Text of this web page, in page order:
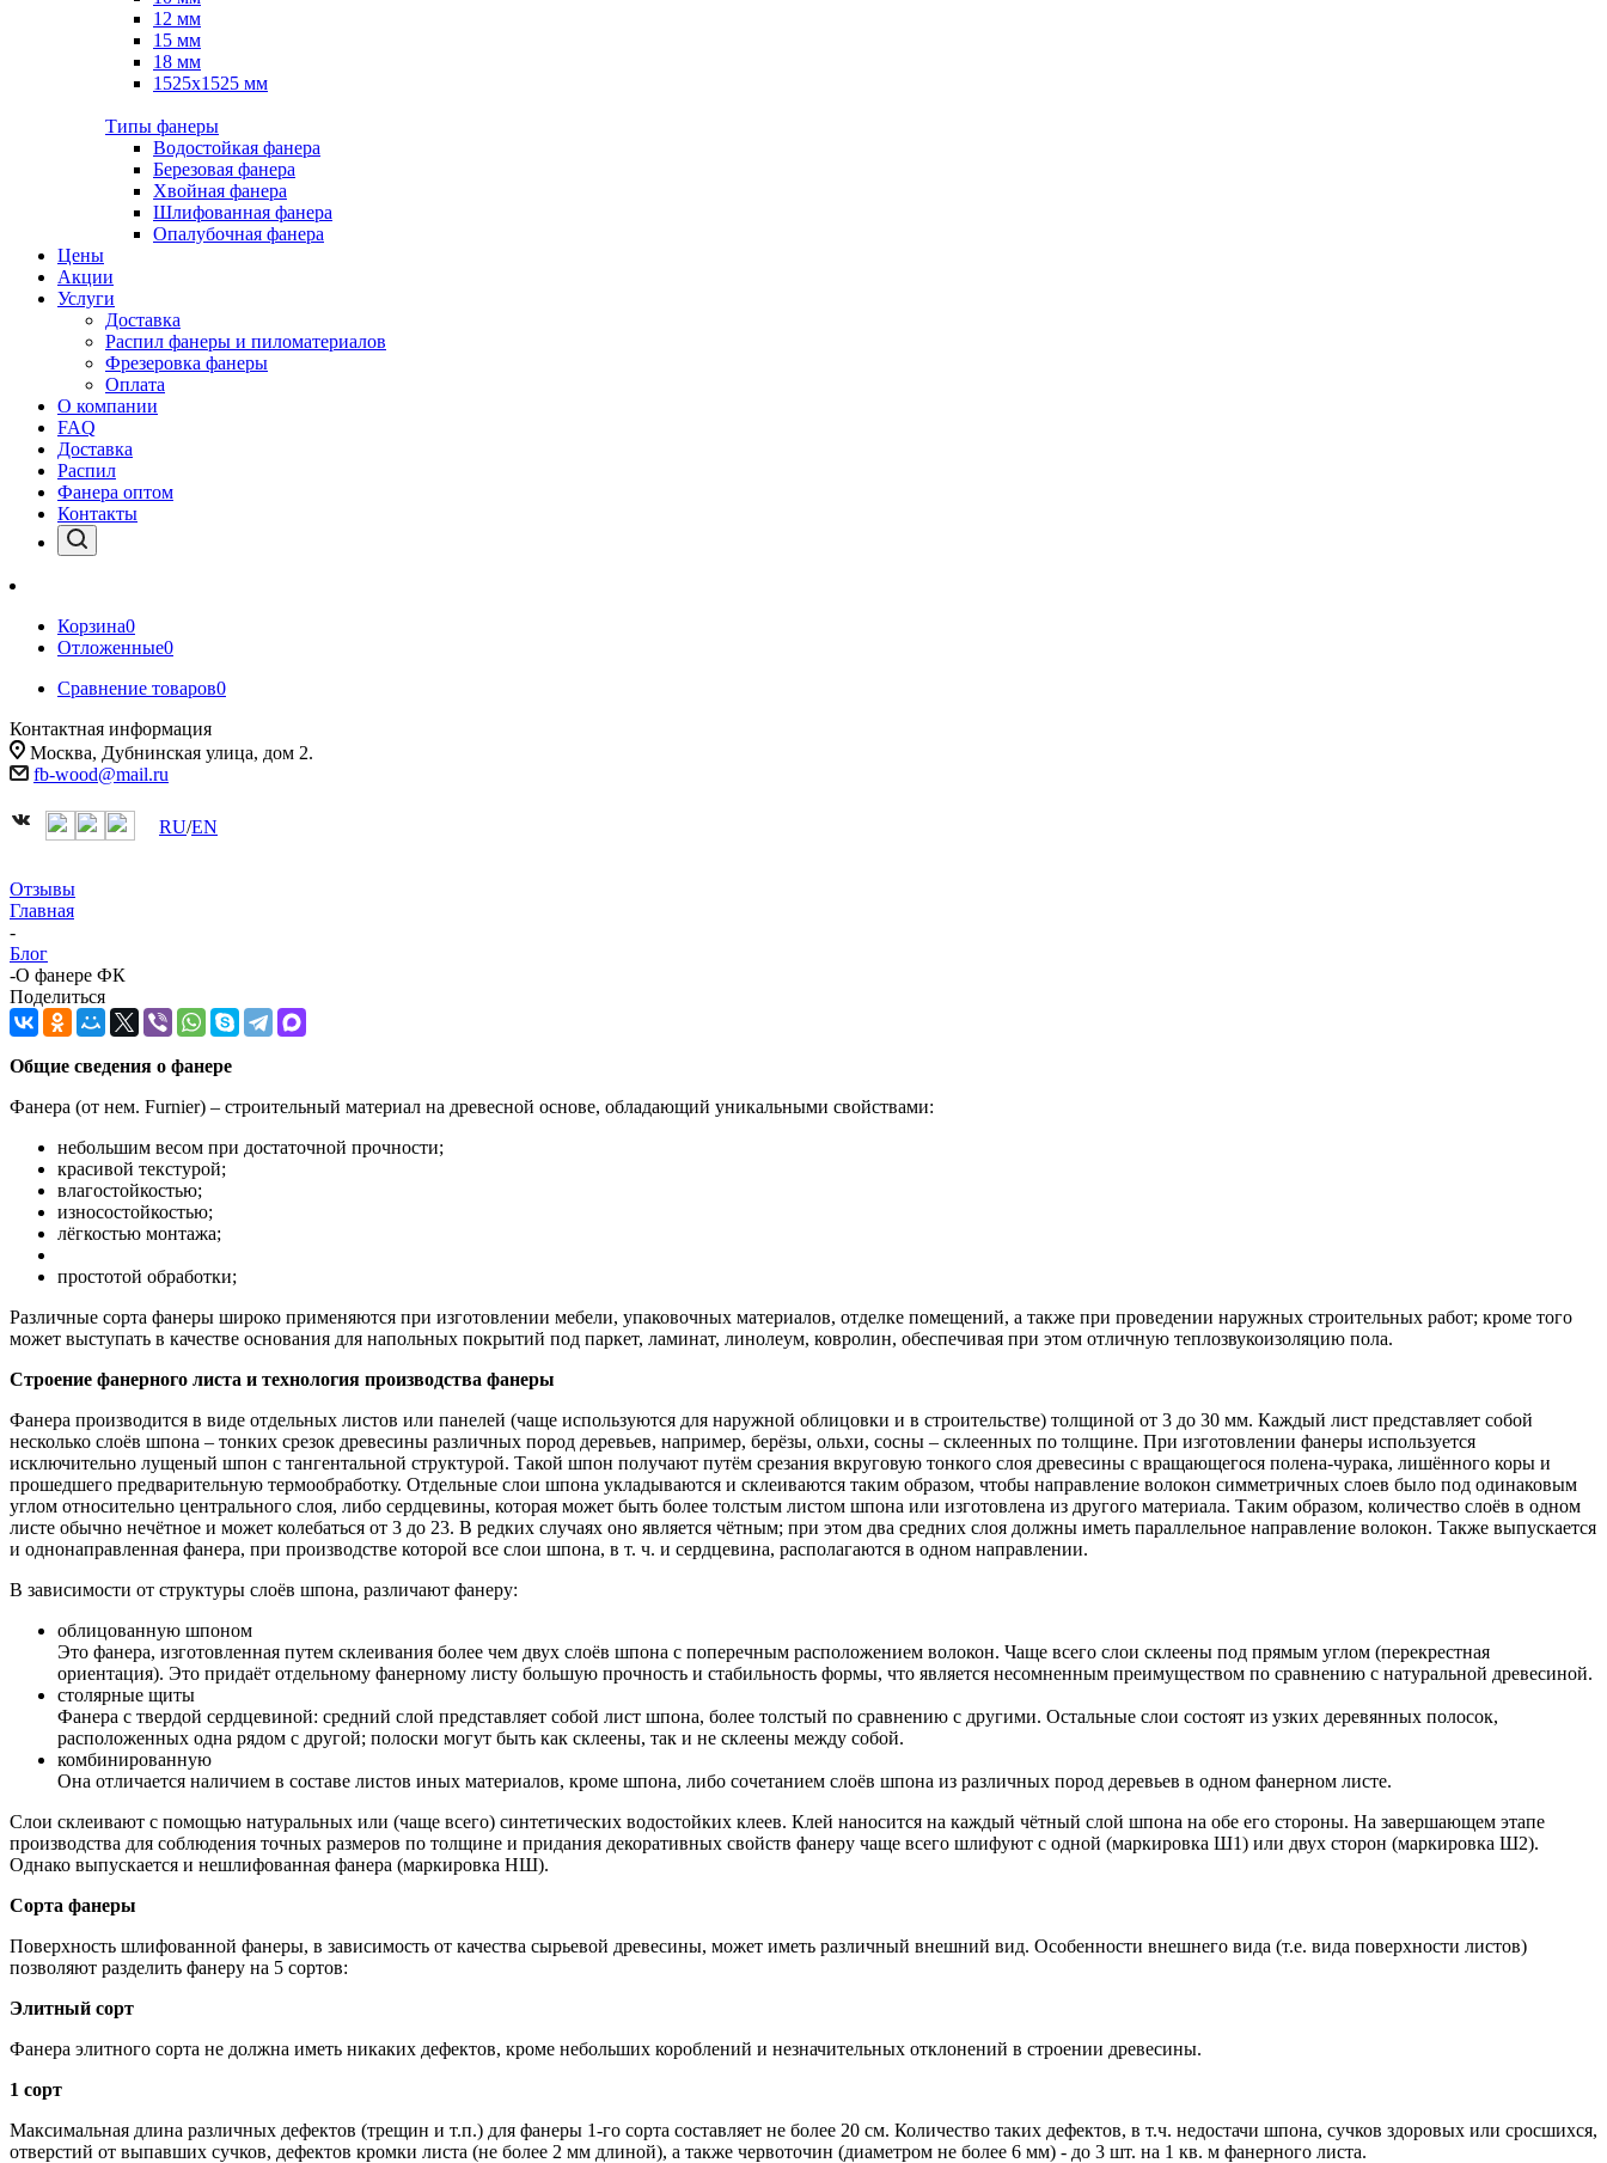
12 мм
15 мм
18 мм
1525х1525 мм
Типы фанеры
Водостойкая фанера
Березовая фанера
Хвойная фанера
Шлифованная фанера
Опалубочная фанера
Цены
Акции
Услуги
Доставка
Распил фанеры и пиломатериалов
Фрезеровка фанеры
Оплата
О компании
FAQ
Доставка
Распил
Фанера оптом
Контакты
Корзина0
Отложенные0
Сравнение товаров0
Контактная информация
Москва, Дубнинская улица, дом 2.
fb-wood@mail.ru
RU/EN
Отзывы
Главная
-
Блог
-О фанере ФК
Поделиться
Общие сведения о фанере
Фанера (от нем. Furnier) – строительный материал на древесной основе, обладающий уникальными свойствами:
небольшим весом при достаточной прочности;
красивой текстурой;
влагостойкостью;
износостойкостью;
лёгкостью монтажа;
простотой обработки;
Различные сорта фанеры широко применяются при изготовлении мебели, упаковочных материалов, отделке помещений, а также при проведении наружных строительных работ; кроме того
может выступать в качестве основания для напольных покрытий под паркет, ламинат, линолеум, коврoлин, обеспечивая при этом отличную теплозвукоизоляцию пола.
Строение фанерного листа и технология производства фанеры
Фанера производится в виде отдельных листов или панелей (чаще используются для наружной облицовки и в строительстве) толщиной от 3 до 30 мм. Каждый лист представляет собой
несколько слоёв шпона – тонких срезок древесины различных пород деревьев, например, берёзы, ольхи, сосны – склеенных по толщине. При изготовлении фанеры используется
исключительно лущеный шпон с тангентальной структурой. Такой шпон получают путём срезания вкруговую тонкого слоя древесины с вращающегося полена-чурака, лишённого коры и
прошедшего предварительную термообработку. Отдельные слои шпона укладываются и склеиваются таким образом, чтобы направление волокон симметричных слоев было под одинаковым
углом относительно центрального слоя, либо сердцевины, которая может быть более толстым листом шпона или изготовлена из другого материала. Таким образом, количество слоёв в одном
листе обычно нечётное и может колебаться от 3 до 23. В редких случаях оно является чётным; при этом два средних слоя должны иметь параллельное направление волокон. Также выпускается
и однонаправленная фанера, при производстве которой все слои шпона, в т. ч. и сердцевина, располагаются в одном направлении.
В зависимости от структуры слоёв шпона, различают фанеру:
облицованную шпоном
Это фанера, изготовленная путем склеивания более чем двух слоёв шпона с поперечным расположением волокон. Чаще всего слои склеены под прямым углом (перекрестная
ориентация). Это придаёт отдельному фанерному листу большую прочность и стабильность формы, что является несомненным преимуществом по сравнению с натуральной древесиной.
столярные щиты
Фанера с твердой сердцевиной: средний слой представляет собой лист шпона, более толстый по сравнению с другими. Остальные слои состоят из узких деревянных полосок,
расположенных одна рядом с другой; полоски могут быть как склеены, так и не склеены между собой.
комбинированную
Она отличается наличием в составе листов иных материалов, кроме шпона, либо сочетанием слоёв шпона из различных пород деревьев в одном фанерном листе.
Слои склеивают с помощью натуральных или (чаще всего) синтетических водостойких клеев. Клей наносится на каждый чётный слой шпона на обе его стороны. На завершающем этапе
производства для соблюдения точных размеров по толщине и придания декоративных свойств фанеру чаще всего шлифуют с одной (маркировка Ш1) или двух сторон (маркировка Ш2).
Однако выпускается и нешлифованная фанера (маркировка НШ).
Сорта фанеры
Поверхность шлифованной фанеры, в зависимость от качества сырьевой древесины, может иметь различный внешний вид. Особенности внешнего вида (т.е. вида поверхности листов)
позволяют разделить фанеру на 5 сортов:
Элитный сорт
Фанера элитного сорта не должна иметь никаких дефектов, кроме небольших короблений и незначительных отклонений в строении древесины.
1 сорт
Максимальная длина различных дефектов (трещин и т.п.) для фанеры 1-го сорта составляет не более 20 см. Количество таких дефектов, в т.ч. недостачи шпона, сучков здоровых или сросшихся,
отверстий от выпавших сучков, дефектов кромки листа (не более 2 мм длиной), а также червоточин (диаметром не более 6 мм) - до 3 шт. на 1 кв. м фанерного листа.